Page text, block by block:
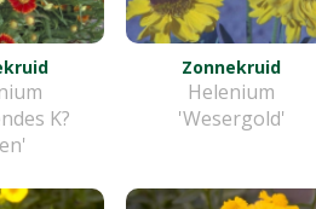
K?
Zonnekruid
Helenium
'Wesergold'